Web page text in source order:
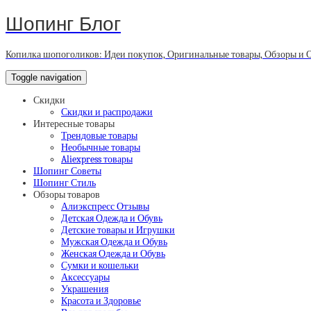
Шопинг Блог
Копилка шопоголиков: Идеи покупок, Оригинальные товары, Обзоры и
Toggle navigation
Скидки
Скидки и распродажи
Интересные товары
Трендовые товары
Необычные товары
Aliexpress товары
Шопинг Советы
Шопинг Стиль
Обзоры товаров
Алиэкспресс Отзывы
Детская Одежда и Обувь
Детские товары и Игрушки
Мужская Одежда и Обувь
Женская Одежда и Обувь
Сумки и кошельки
Аксессуары
Украшения
Красота и Здоровье